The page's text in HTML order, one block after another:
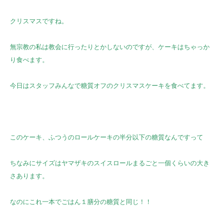
クリスマスですね。
無宗教の私は教会に行ったりとかしないのですが、ケーキはちゃっか
り食べます。
今日はスタッフみんなで糖質オフのクリスマスケーキを食べてます。
このケーキ、ふつうのロールケーキの半分以下の糖質なんですって
ちなみにサイズはヤマザキのスイスロールまるごと一個くらいの大き
さあります。
なのにこれ一本でごはん１膳分の糖質と同じ！！